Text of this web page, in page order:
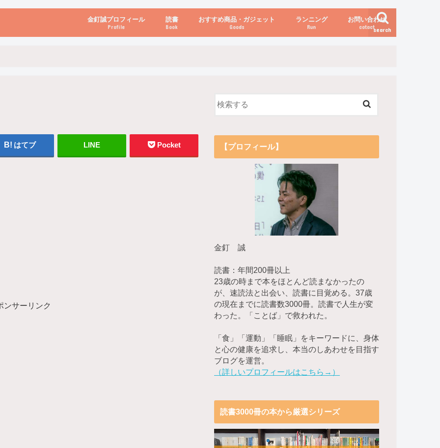
search
金釘誠プロフィール
Profile
読書
Book
おすすめ商品・ガジェット
Goods
ランニング
Run
お問い合わせ
cotact
はてブ LINE Pocket
ンサーリンク
【プロフィール】
金釘 誠
読書：年間200冊以上
23歳の時まで本をほとんど読まなかったの
が、速読法と出会い、読書に目覚める。37歳
の現在までに読書数3000冊。読書で人生が変
わった。「ことば」で救われた。
「食」「運動」「睡眠」をキーワードに、身体
と心の健康を追求し、本当のしあわせを目指す
ブログを運営。
（詳しいプロフィールはこちら→）
読書3000冊の本から厳選シリーズ